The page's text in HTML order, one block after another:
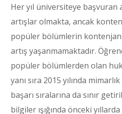
Her yıl üniversiteye başvuran
artışlar olmakta, ancak
popüler bölümlerin
artış yaşanmamaktadır.
popüler bölümlerden olan
yanı sıra 2015 yılında
başarı sıralarına da sınır
bilgiler ışığında önceki